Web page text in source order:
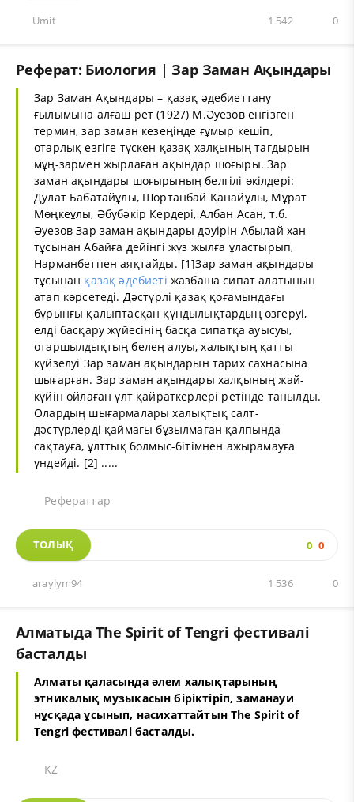
Umit 0
1 542
Реферат: Биология | Зар Заман Ақындары
Зар Заман Ақындары – қазақ әдебиеттану
ғылымына алғаш рет (1927) М.Әуезов енгізген
термин, зар заман кезеңінде ғұмыр кешіп,
отарлық езгіге түскен қазақ халқының тағдырын
мұң-зармен жырлаған ақындар шоғыры. Зар
заман ақындары шоғырының белгілі өкілдері:
Дулат Бабатайұлы, Шортанбай Қанайұлы, Мұрат
Мөңкеұлы, Әбубәкір Кердері, Албан Асан, т.б.
Әуезов Зар заман ақындары дәуірін Абылай хан
тұсынан Абайға дейінгі жүз жылға ұластырып,
Нарманбетпен аяқтайды. [1]Зар заман ақындары
тұсынан қазақ әдебиеті жазбаша сипат алатынын
атап көрсетеді. Дәстүрлі қазақ қоғамындағы
бұрынғы қалыптасқан құндылықтардың өзгеруі,
елді басқару жүйесінің басқа сипатқа ауысуы,
отаршылдықтың белең алуы, халықтың қатты
күйзелуі Зар заман ақындарын тарих сахнасына
шығарған. Зар заман ақындары халқының жай-
күйін ойлаған ұлт қайраткерлері ретінде танылды.
Олардың шығармалары халықтық салт-
дәстүрлерді қаймағы бұзылмаған қалпында
сақтауға, ұлттық болмыс-бітімнен ажырамауға
үндейді. [2] .....
Рефераттар
ТОЛЫҚ 0 0
araylym94 0
1 536
Алматыда The Spirit of Tengri фестивалі
басталды
Алматы қаласында әлем халықтарының
этникалық музыкасын біріктіріп, заманауи
нұсқада ұсынып, насихаттайтын The Spirit of
Tengri фестивалі басталды.
KZ